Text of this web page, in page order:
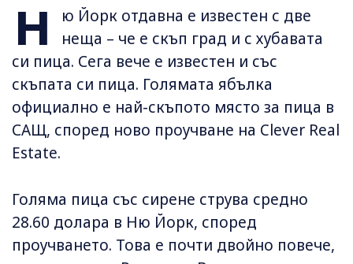
Н
ю Йорк отдавна е известен с две
неща – че е скъп град и с хубавата
си пица. Сега вече е известен и със
скъпата си пица. Голямата ябълка
официално е най-скъпото място за пица в
САЩ, според ново проучване на Clever Real
Estate.
Голяма пица със сирене струва средно
28.60 долара в Ню Йорк, според
проучването. Това е почти двойно повече,